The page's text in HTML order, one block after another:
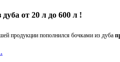
от 20 л до 600 л !
продукции пополнился бочками из дуба